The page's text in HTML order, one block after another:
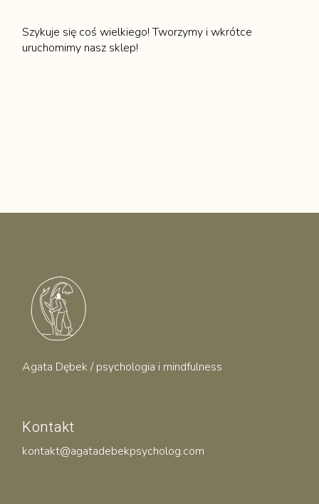
Szykuje się coś wielkiego! Tworzymy i wkrótce
uruchomimy nasz sklep!
Agata Dębek / psychologia i mindfulness
Kontakt
kontakt@agatadebekpsycholog.com